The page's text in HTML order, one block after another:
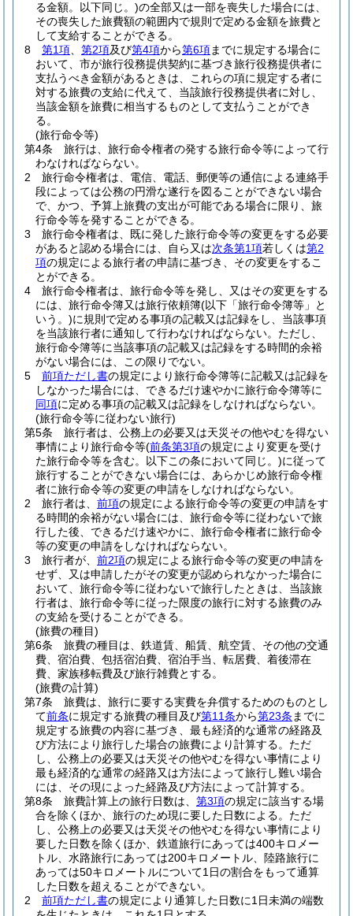
る金額。以下同じ。)の全部又は一部を喪失した場合には、
その喪失した旅費額の範囲内で規則で定める金額を旅費と
して支給することができる。
8
第1項 第2項及び第4項から第6項までに規定する場合に
おいて、市が旅行役務提供契約に基づき旅行役務提供者に
支払うべき金額があるときは、これらの項に規定する者に
対する旅費の支給に代えて、当該旅行役務提供者に対し、
当該金額を旅費に相当するものとして支払うことができ
る。
(旅行命令等)
第4条
旅行は、旅行命令権者の発する旅行命令等によって行
わなければならない。
2
旅行命令権者は、電信、電話、郵便等の通信による連絡手
段によっては公務の円滑な遂行を図ることができない場合
で、かつ、予算上旅費の支出が可能である場合に限り、旅
行命令等を発することができる。
3
旅行命令権者は、既に発した旅行命令等の変更をする必要
があると認める場合には、自ら又は次条第1項若しくは第2
項の規定による旅行者の申請に基づき、その変更をするこ
とができる。
4
旅行命令権者は、旅行命令等を発し、又はその変更をする
には、旅行命令簿又は旅行依頼簿(以下「旅行命令簿等」と
いう。)に規則で定める事項の記載又は記録をし、当該事項
を当該旅行者に通知して行わなければならない。 ただし、
旅行命令簿等に当該事項の記載又は記録をする時間的余裕
がない場合には、この限りでない。
5
前項ただし書の規定により旅行命令簿等に記載又は記録を
しなかった場合には、できるだけ速やかに旅行命令簿等に
同項に定める事項の記載又は記録をしなければならない。
(旅行命令等に従わない旅行)
第5条
旅行者は、公務上の必要又は天災その他やむを得ない
事情により旅行命令等(前条第3項の規定により変更を受け
た旅行命令等を含む。以下この条において同じ。)に従って
旅行することができない場合には、あらかじめ旅行命令権
者に旅行命令等の変更の申請をしなければならない。
2
旅行者は、 前項の規定による旅行命令等の変更の申請をす
る時間的余裕がない場合には、旅行命令等に従わないで旅
行した後、できるだけ速やかに、旅行命令権者に旅行命令
等の変更の申請をしなければならない。
3
旅行者が、 前2項の規定による旅行命令等の変更の申請を
せず、又は申請したがその変更が認められなかった場合に
おいて、旅行命令等に従わないで旅行したときは、当該旅
行者は、旅行命令等に従った限度の旅行に対する旅費のみ
の支給を受けることができる。
(旅費の種目)
第6条
旅費の種目は、鉄道賃、船賃、航空賃、その他の交通
費、宿泊費、包括宿泊費、宿泊手当、転居費、着後滞在
費、家族移転費及び旅行雑費とする。
(旅費の計算)
第7条
旅費は、旅行に要する実費を弁償するためのものとし
て前条に規定する旅費の種目及び第11条から第23条 までに
規定する旅費の内容に基づき、最も経済的な通常の経路及
び方法により旅行した場合の旅費により計算する。 ただ
し、公務上の必要又は天災その他やむを得ない事情により
最も経済的な通常の経路又は方法によって旅行し難い場合
には、その現によった経路及び方法によって計算する。
第8条
旅費計算上の旅行日数は、 第3項の規定に該当する場
合を除くほか、旅行のため現に要した日数による。 ただ
し、公務上の必要又は天災その他やむを得ない事情により
要した日数を除くほか、鉄道旅行にあっては400キロメー
トル、水路旅行にあっては200キロメートル、陸路旅行に
あっては50キロメートルについて1日の割合をもって通算
した日数を超えることができない。
2
前項ただし書の規定により通算した日数に1日未満の端数